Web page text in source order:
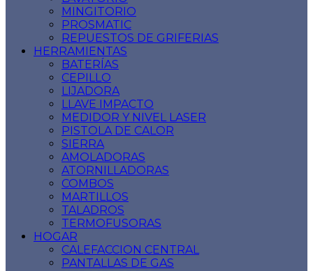
MINGITORIO
PROSMATIC
REPUESTOS DE GRIFERIAS
HERRAMIENTAS
BATERÍAS
CEPILLO
LIJADORA
LLAVE IMPACTO
MEDIDOR Y NIVEL LASER
PISTOLA DE CALOR
SIERRA
AMOLADORAS
ATORNILLADORAS
COMBOS
MARTILLOS
TALADROS
TERMOFUSORAS
HOGAR
CALEFACCION CENTRAL
PANTALLAS DE GAS